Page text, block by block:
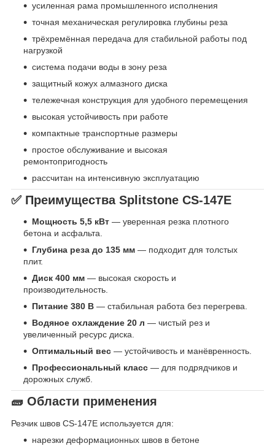
усиленная рама промышленного исполнения
точная механическая регулировка глубины реза
трёхремённая передача для стабильной работы под
нагрузкой
система подачи воды в зону реза
защитный кожух алмазного диска
тележечная конструкция для удобного перемещения
высокая устойчивость при работе
компактные транспортные размеры
простое обслуживание и высокая
ремонтопригодность
рассчитан на интенсивную эксплуатацию
✅ Преимущества Splitstone CS-147E
Мощность 5,5 кВт — уверенная резка плотного
бетона и асфальта.
Глубина реза до 135 мм — подходит для толстых
плит.
Диск 400 мм — высокая скорость и
производительность.
Питание 380 В — стабильная работа без перегрева.
Водяное охлаждение 20 л — чистый рез и
увеличенный ресурс диска.
Оптимальный вес — устойчивость и манёвренность.
Профессиональный класс — для подрядчиков и
дорожных служб.
🧱 Области применения
Резчик швов CS-147E используется для:
нарезки деформационных швов в бетоне